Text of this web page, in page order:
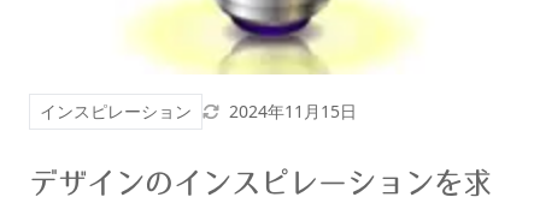
ショップ
暗くする
インスピレーション 更新日
2024年11月15日
デザインのインスピレーションを求